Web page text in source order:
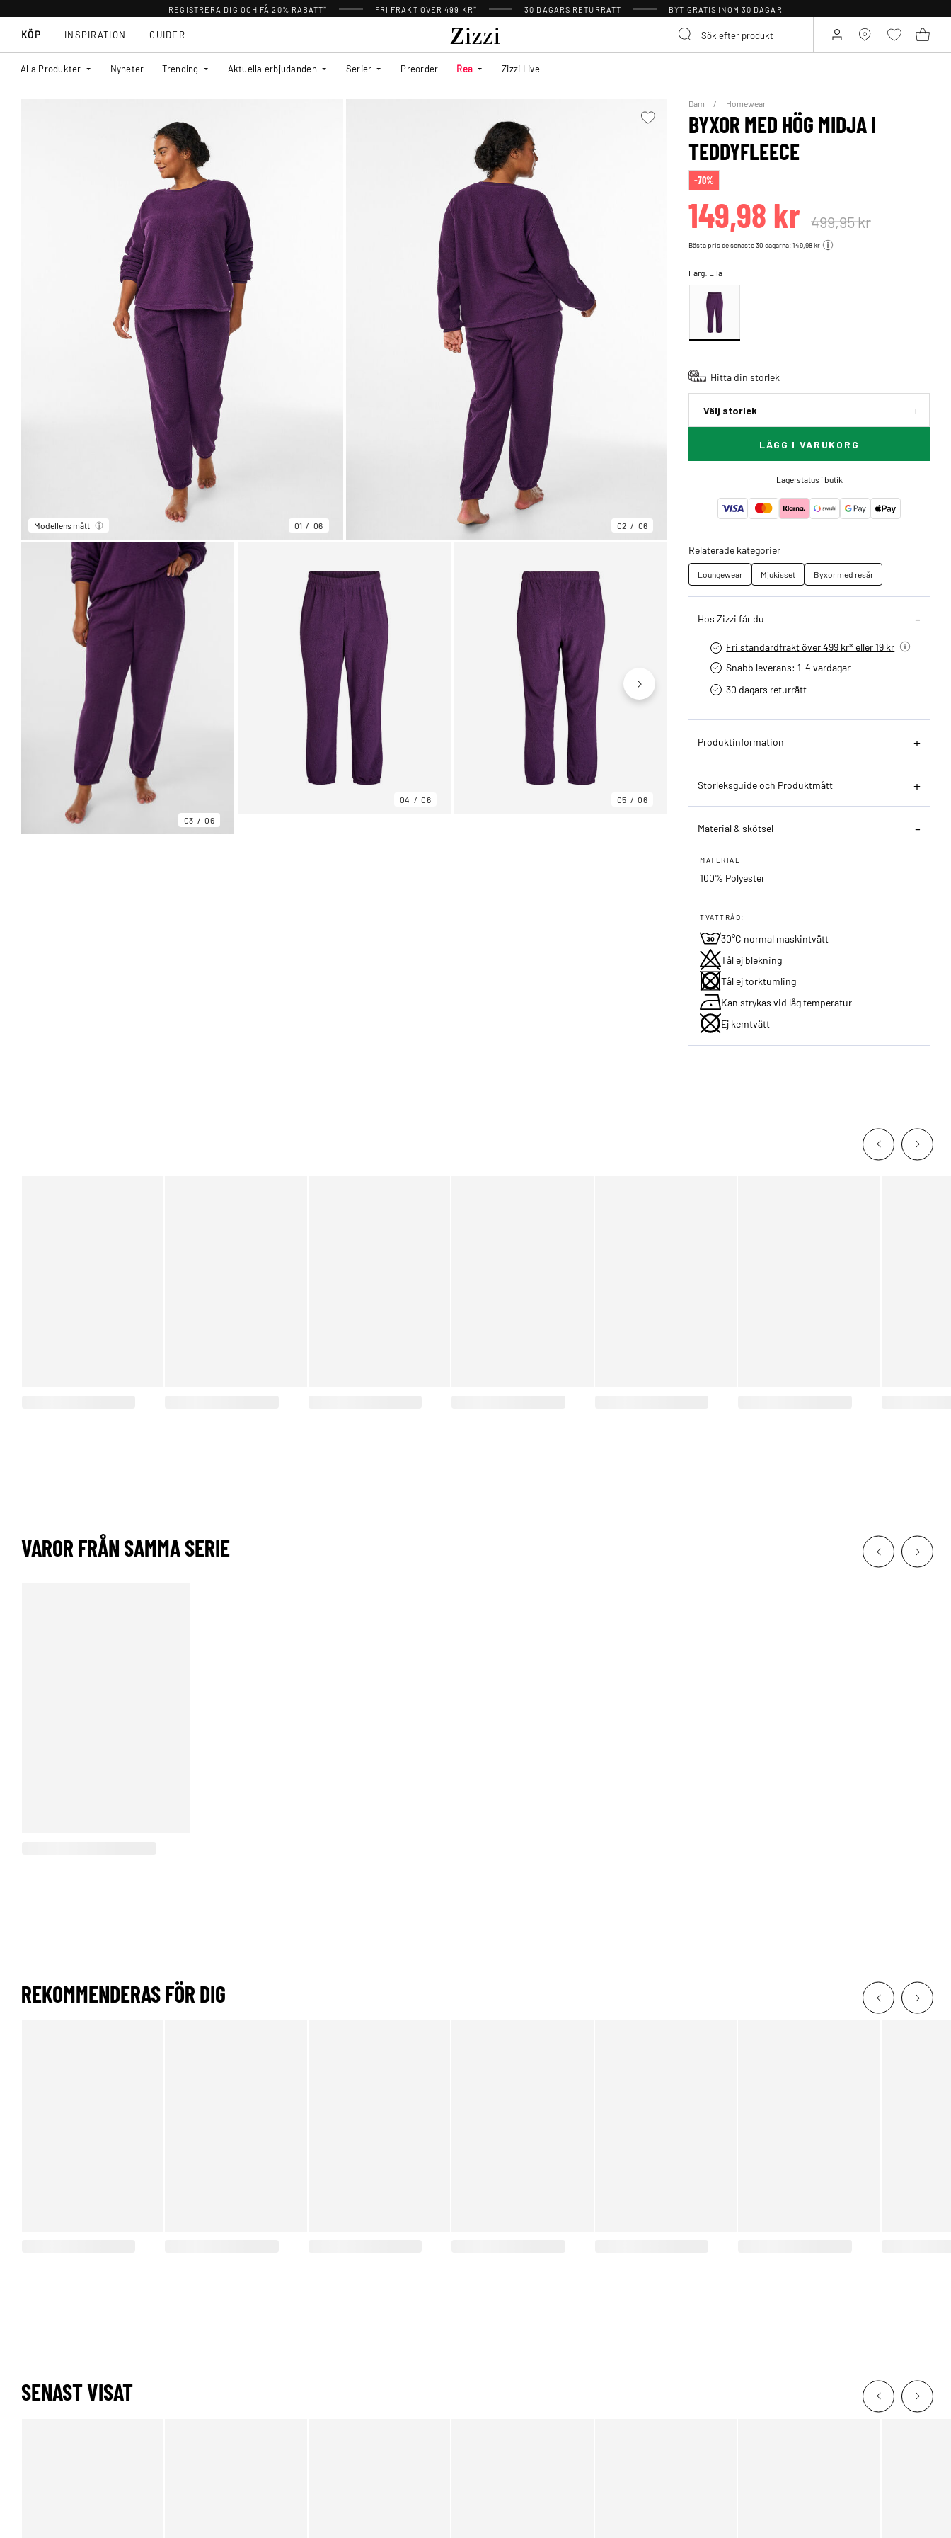
REGISTRERA DIG OCH FÅ 20% RABATT* FRI FRAKT ÖVER 499 KR* 30 DAGARS RETURRÄTT BYT GRATIS INOM 30 DAGAR
KÖP
Alla Produkter Nyheter Trending Aktuella erbjudanden Serier Preorder Rea Zizzi Live
INSPIRATION GUIDER
Modellens mått 01 06 02 06
03 06
04 06 05 06
Dam Homewear
BYXOR MED HÖG MIDJA I
TEDDYFLEECE
-70%
149,98 kr 499,95 kr
Bästa pris de senaste 30 dagarna: 149,98 kr
Färg: Lila
Hitta din storlek
Välj storlek
LÄGG I VARUKORG
Lagerstatus i butik
Relaterade kategorier
Loungewear Mjukisset Byxor med resår
Hos Zizzi får du
Fri standardfrakt över 499 kr* eller 19 kr
Snabb leverans: 1-4 vardagar
30 dagars returrätt­
Produktinformation
Storleksguide och Produktmått
Material & skötsel
MATERIAL
100% Polyester
TVÄTTRÅD:
30°C normal maskintvätt
Tål ej blekning
Tål ej torktumling
Kan strykas vid låg temperatur
Ej kemtvätt
VAROR FRÅN SAMMA SERIE
REKOMMENDERAS FÖR DIG
SENAST VISAT